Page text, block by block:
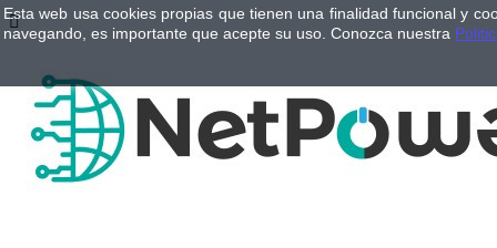

Esta web usa cookies propias que tienen una finalidad funcional y
navegando, es importante que acepte su uso. Conozca nuestra